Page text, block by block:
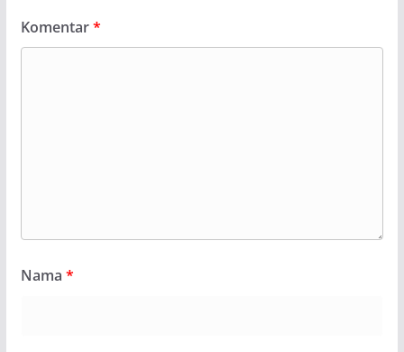
Komentar*
Nama *